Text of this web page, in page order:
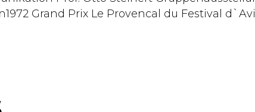
Grand Prix Le Provencal du Festival